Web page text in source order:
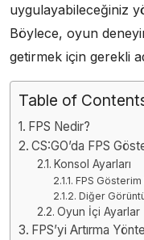
uygulayabileceğiniz
Böylece, oyun
getirmek için gerekli
Table of
FPS Nedir?
CS:GO’da FPS
Konsol Ayarları
FPS Gösterim
Diğer
Oyun İçi Ayarlar
FPS’yi Artırma